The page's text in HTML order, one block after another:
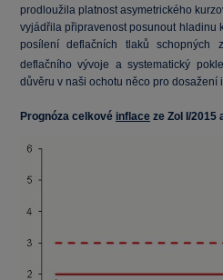
prodloužila platnost asymetrického
vyjádřila připravenost posunout hladinu
posílení deflačních tlaků schopných
deflačního vývoje a systematický
důvěru v naši ochotu něco pro
Prognóza celkové inflace ze ZoI I/